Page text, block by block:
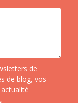
de
de blog, vos